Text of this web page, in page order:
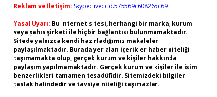
Reklam ve İletişim: Skype: live:.cid.575569c608265c69
Yasal Uyarı: Bu internet sitesi, herhangi bir marka, kurum
veya şahıs şirketi ile hiçbir bağlantısı bulunmamaktadır.
Sitede yalnızca kendi hazırladığımız makaleler
paylaşılmaktadır. Burada yer alan içerikler haber niteliği
taşımamakta olup, gerçek kurum ve kişiler hakkında
paylaşım yapılmamaktadır. Gerçek kurum ve kişiler ile isim
benzerlikleri tamamen tesadüfidir. Sitemizdeki bilgiler
taslak halindedir ve tavsiye niteliği taşımazlar.